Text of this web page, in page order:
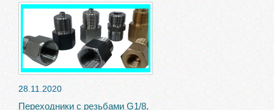
28.11.2020
Переходники с резьбами G1/8,